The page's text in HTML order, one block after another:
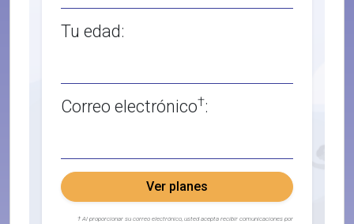
Tu edad:
Correo electrónico†:
Ver planes
† Al proporcionar su correo electrónico, usted acepta recibir comunicaciones por